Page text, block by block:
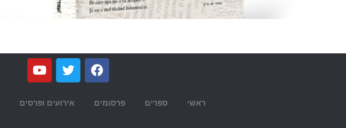
ראשי ספרים פרסומים אירועים ופרסים